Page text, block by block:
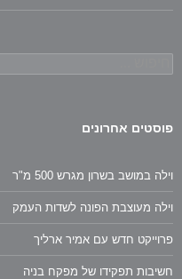
פוסטים אחרונים
וילה במושב בשרון מגרש 500 מ"ר
וילה מעוצבת הפונה לשדות העמק
פרוייקט חדש עם אמיר ארליך
חשיבות תפקידו של מפקח בניה